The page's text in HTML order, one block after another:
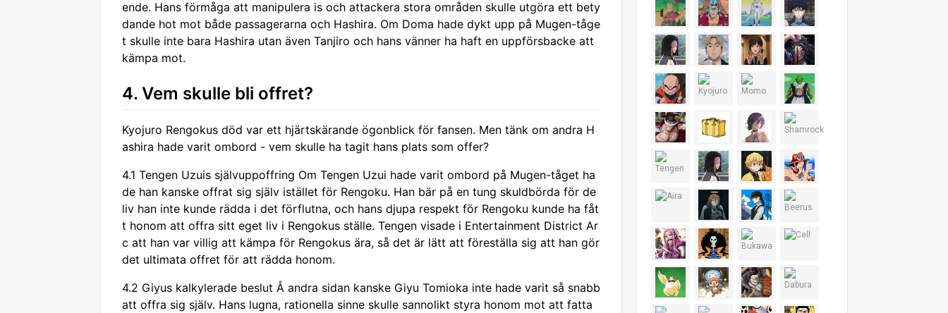
ende. Hans förmåga att manipulera is och attackera stora områden skulle utgöra ett bety
dande hot mot både passagerarna och Hashira. Om Doma hade dykt upp på Mugen-tåge
t skulle inte bara Hashira utan även Tanjiro och hans vänner ha haft en uppförsbacke att
kämpa mot.
4. Vem skulle bli offret?
Kyojuro Rengokus död var ett hjärtskärande ögonblick för fansen. Men tänk om andra H
ashira hade varit ombord - vem skulle ha tagit hans plats som offer?
4.1 Tengen Uzuis självuppoffring Om Tengen Uzui hade varit ombord på Mugen-tåget ha
de han kanske offrat sig själv istället för Rengoku. Han bär på en tung skuldbörda för de
liv han inte kunde rädda i det förflutna, och hans djupa respekt för Rengoku kunde ha fåt
t honom att offra sitt eget liv i Rengokus ställe. Tengen visade i Entertainment District Ar
c att han var villig att kämpa för Rengokus ära, så det är lätt att föreställa sig att han gör
det ultimata offret för att rädda honom.
4.2 Giyus kalkylerade beslut Å andra sidan kanske Giyu Tomioka inte hade varit så snabb
att offra sig själv. Hans lugna, rationella sinne skulle sannolikt styra honom mot att fatta